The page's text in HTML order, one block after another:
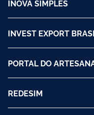
INOVA SIMPLES
INVEST EXPORT
PORTAL DO
REDESIM